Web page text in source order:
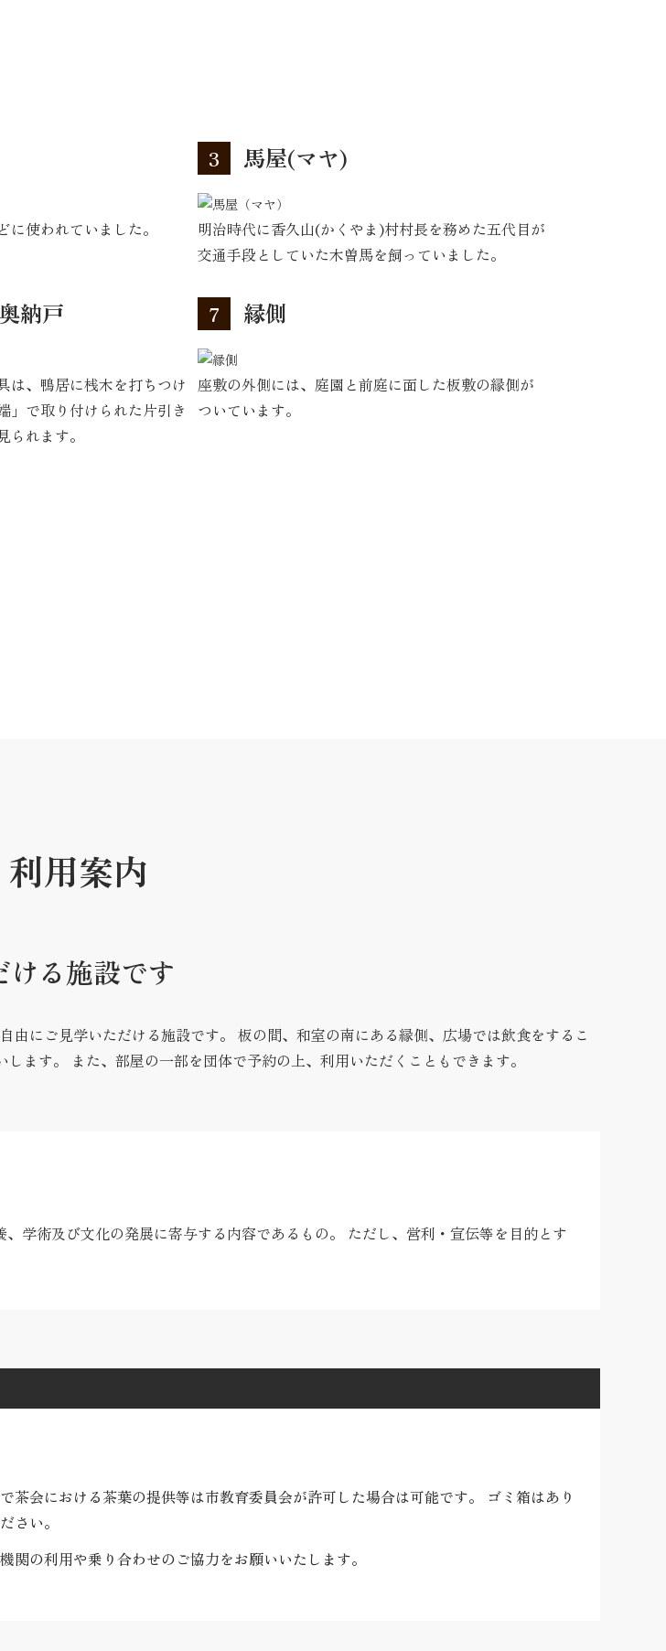
に使われていました。
3 馬屋(マヤ)
明治時代に香久山(かくやま)村村長を務めた五代目が
交通手段としていた木曽馬を飼っていました。
奥納戸
は、鴨居に桟木を打ちつけ
」で取り付けられた片引き
られます。
7 縁側
座敷の外側には、庭園と前庭に面した板敷の縁側が
ついています。
用案内
る施設です
由にご見学いただける施設です。 板の間、和室の南にある縁側、広場では飲食をするこ
ます。 また、部屋の一部を団体で予約の上、利用いただくこともできます。
学術及び文化の発展に寄与する内容であるもの。 ただし、営利・宣伝等を目的とす
会における茶葉の提供等は市教育委員会が許可した場合は可能です。 ゴミ箱はあり
さい。
の利用や乗り合わせのご協力をお願いいたします。